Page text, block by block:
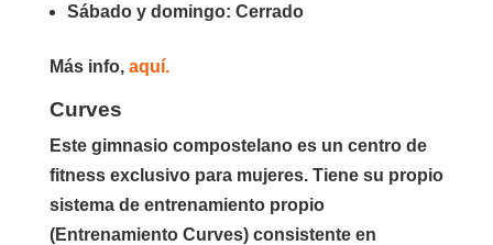
Sábado y domingo: Cerrado
Más info, aquí.
Curves
Este gimnasio compostelano es un centro de
fitness exclusivo para mujeres. Tiene su propio
sistema de entrenamiento propio
(Entrenamiento Curves) consistente en